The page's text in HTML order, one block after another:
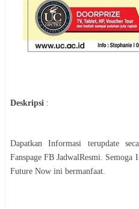
Deskripsi :
Dapatkan Informasi terupdate
Fanspage FB JadwalResmi. Semoga
Future Now ini bermanfaat.